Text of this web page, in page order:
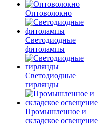
Оптоволокно
Светодиодные
фитолампы
Светодиодные
гирлянды
Промышленное и
складское освещение